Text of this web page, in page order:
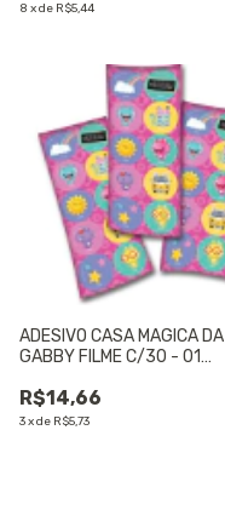
8 xde R$5,44
ADESIVO CASA MAGICA DA
GABBY FILME C/30 - 01
R$14,66
3xde R$5,73